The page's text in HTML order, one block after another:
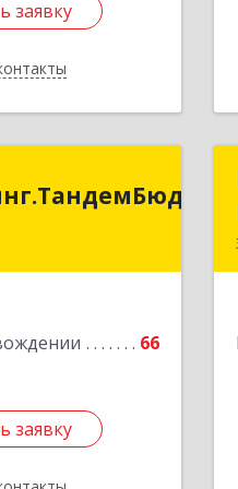
заявку
заявку
66
заявку
заявку